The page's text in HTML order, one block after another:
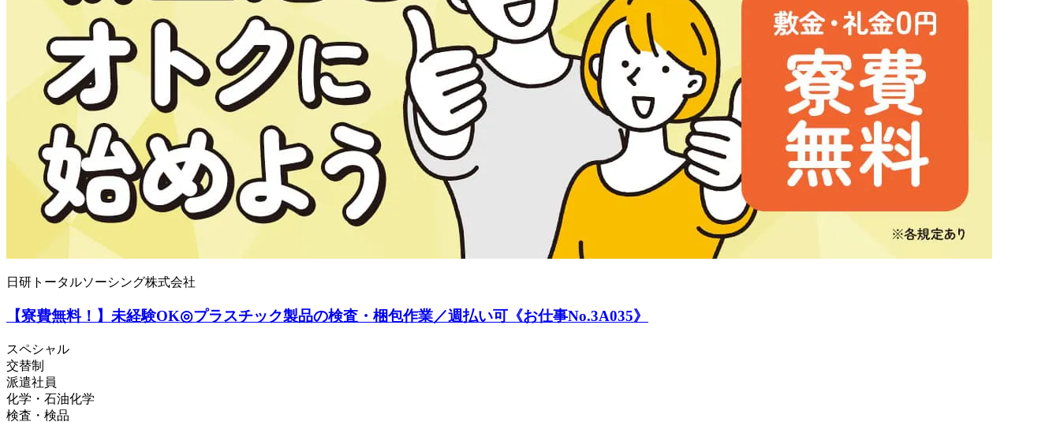
日研トータルソーシング株式会社
【寮費無料！】未経験OK◎プラスチック製品の検査・梱包作業／週払い可《お仕事No.3A035》
スペシャル
交替制
派遣社員
化学・石油化学
検査・検品